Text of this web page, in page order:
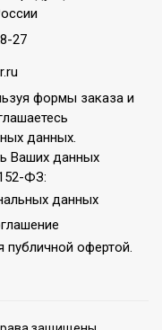
27
формы заказа и
данных.
Ваших данных
ФЗ:
данных
публичной офертой.